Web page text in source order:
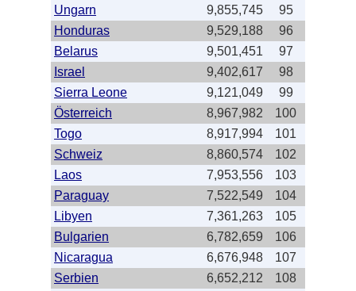
Ungarn 9,855,745
95
Honduras
9,529,188
96
Belarus
9,501,451
97
Israel
9,402,617
98
Sierra Leone
9,121,049
99
Österreich
8,967,982
100
Togo
8,917,994
101
Schweiz
8,860,574
102
Laos
7,953,556
103
Paraguay
7,522,549
104
Libyen
7,361,263
105
Bulgarien
6,782,659
106
Nicaragua
6,676,948
107
Serbien
6,652,212
108